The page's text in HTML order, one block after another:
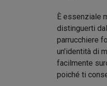
È essenziale
distinguerti
parrucchiere
un'identità di
facilmente
poiché ti